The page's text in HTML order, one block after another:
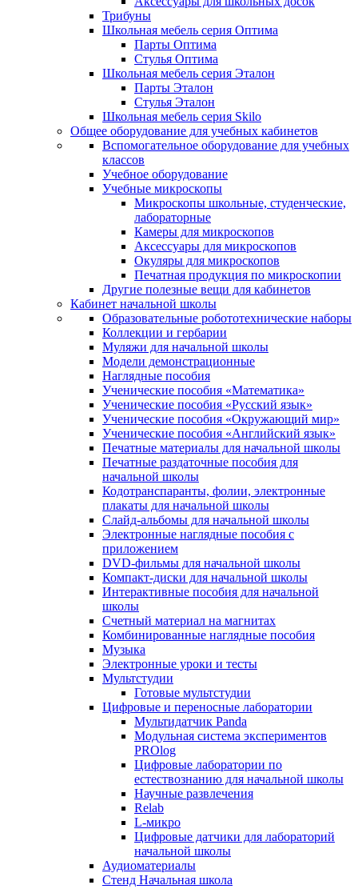
Трибуны
Школьная мебель серия Оптима
Парты Оптима
Стулья Оптима
Школьная мебель серия Эталон
Парты Эталон
Стулья Эталон
Школьная мебель серия Skilo
Общее оборудование для учебных кабинетов
Вспомогательное оборудование для учебных
классов
Учебное оборудование
Учебные микроскопы
Микроскопы школьные, студенческие,
лабораторные
Камеры для микроскопов
Аксессуары для микроскопов
Окуляры для микроскопов
Печатная продукция по микроскопии
Другие полезные вещи для кабинетов
Кабинет начальной школы
Образовательные робототехнические наборы
Коллекции и гербарии
Муляжи для начальной школы
Модели демонстрационные
Наглядные пособия
Ученические пособия «Математика»
Ученические пособия «Русский язык»
Ученические пособия «Окружающий мир»
Ученические пособия «Английский язык»
Печатные материалы для начальной школы
Печатные раздаточные пособия для
начальной школы
Кодотранспаранты, фолии, электронные
плакаты для начальной школы
Слайд-альбомы для начальной школы
Электронные наглядные пособия с
приложением
DVD-фильмы для начальной школы
Компакт-диски для начальной школы
Интерактивные пособия для начальной
школы
Счетный материал на магнитах
Комбинированные наглядные пособия
Музыка
Электронные уроки и тесты
Мультстудии
Готовые мультстудии
Цифровые и переносные лаборатории
Мультидатчик Panda
Модульная система экспериментов
PROlog
Цифровые лаборатории по
естествознанию для начальной школы
Научные развлечения
Relab
L-микро
Цифровые датчики для лабораторий
начальной школы
Аудиоматериалы
Стенд Начальная школа